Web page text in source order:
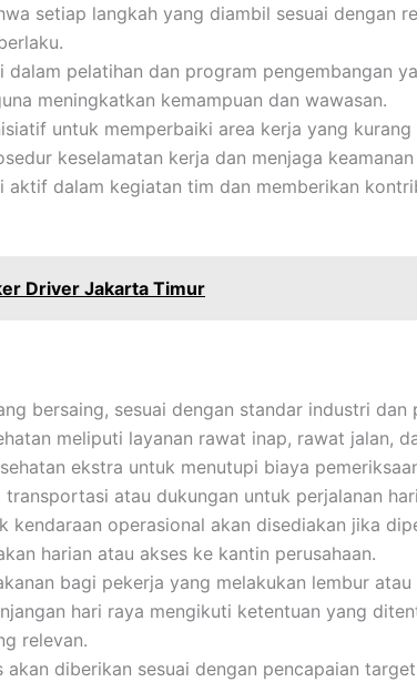
setiap langkah yang diambil sesuai dengan
dalam pelatihan dan program pengembangan
meningkatkan kemampuan dan wawasan.
untuk memperbaiki area kerja yang
keselamatan kerja dan menjaga
aktif dalam kegiatan tim dan memberikan
Driver Jakarta Timur
bersaing, sesuai dengan standar industri dan
meliputi layanan rawat inap, rawat jalan,
ekstra untuk menutupi biaya
transportasi atau dukungan untuk perjalanan
kendaraan operasional akan disediakan jika
harian atau akses ke kantin perusahaan.
bagi pekerja yang melakukan lembur
hari raya mengikuti ketentuan yang
relevan.
akan diberikan sesuai dengan pencapaian